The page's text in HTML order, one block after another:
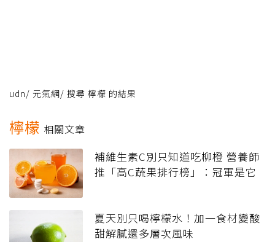
udn/ 元氣網/ 搜尋 檸檬 的結果
檸檬 相關文章
補維生素C別只知道吃柳橙 營養師
推「高C蔬果排行榜」：冠軍是它
夏天別只喝檸檬水！加一食材變酸
甜解膩還多層次風味